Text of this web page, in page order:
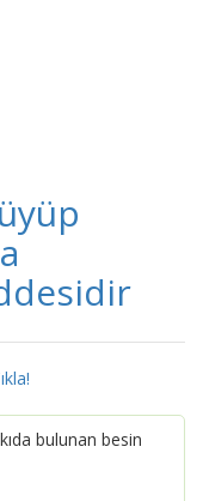
bulunan besin